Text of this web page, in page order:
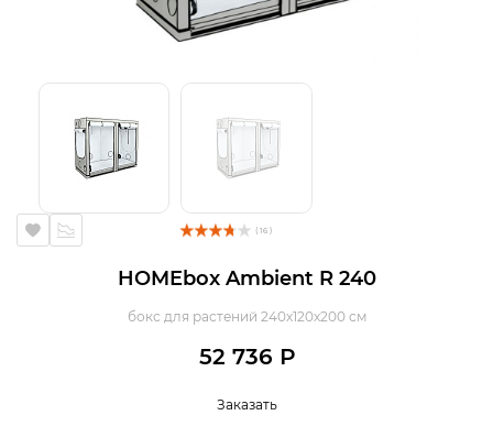
( 16 )
HOMEbox Ambient R 240
бокс для растений 240х120х200 см
52 736 Р
Заказать